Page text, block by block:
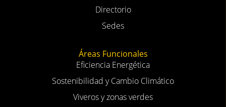
Directorio
Sedes
Áreas Funcionales
Eficiencia Energética
Sostenibilidad y Cambio Climático
Viveros y zonas verdes